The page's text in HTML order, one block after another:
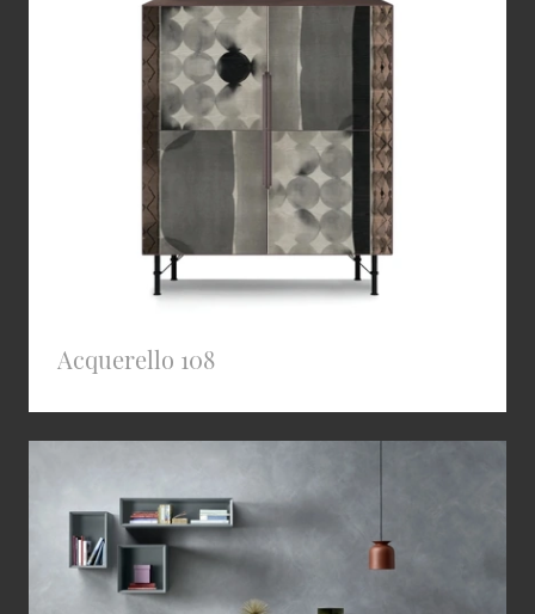
Acquerello 108